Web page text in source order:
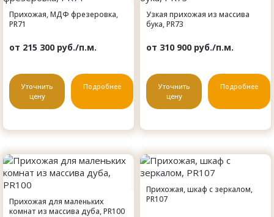
Прихожая, МДФ фрезеровка,
PR71
от 215 300 руб./п.м.
Уточнить
цену
Подробнее
Узкая прихожая из массива
бука, PR73
от 310 900 руб./п.м.
Уточнить
цену
Подробнее
Прихожая для маленьких
комнат из массива дуба, PR100
Прихожая, шкаф с зеркалом,
PR107